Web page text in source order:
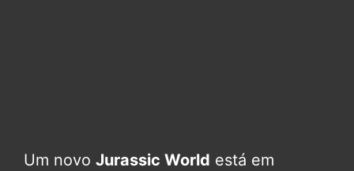
Um novo Jurassic World está em